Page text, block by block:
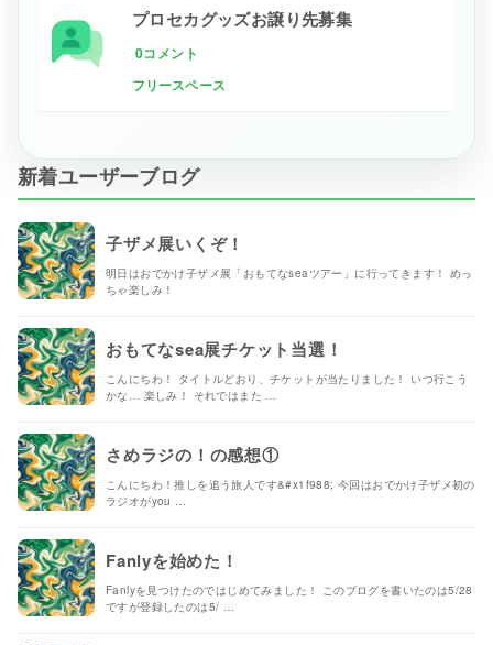
プロセカグッズお譲り先募集
0コメント
フリースペース
新着ユーザーブログ
子ザメ展いくぞ！
明日はおでかけ子ザメ展「おもてなseaツアー」に行ってきます！ めっ
ちゃ楽しみ！
おもてなsea展チケット当選！
こんにちわ！ タイトルどおり、チケットが当たりました！ いつ行こう
かな… 楽しみ！ それではまた …
さめラジの！の感想①
こんにちわ！推しを追う旅人です&#x1f988; 今回はおでかけ子ザメ初の
ラジオがyou …
Fanlyを始めた！
Fanlyを見つけたのではじめてみました！ このブログを書いたのは5/28
ですが登録したのは5/ …